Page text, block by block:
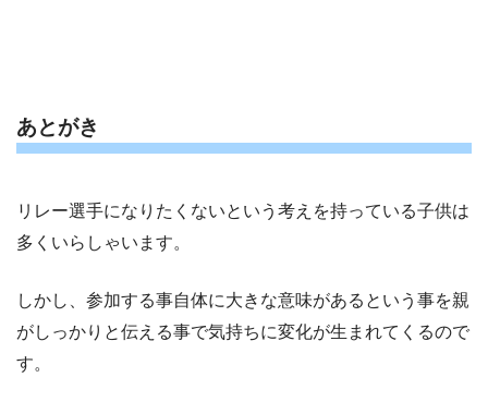
あとがき
リレー選手になりたくないという考えを持っている子供は
多くいらしゃいます。
しかし、参加する事自体に大きな意味があるという事を親
がしっかりと伝える事で気持ちに変化が生まれてくるので
す。